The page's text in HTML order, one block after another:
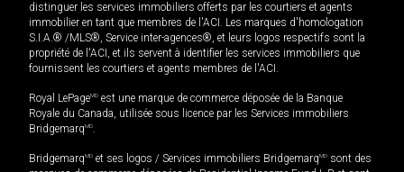
distinguer les services immobiliers offerts par les courtiers et agents
immobilier en tant que membres de l'ACI. Les marques d'homologation
S.I.A.® /MLS®, Service inter-agences®, et leurs logos respectifs sont la
propriété de l'ACI, et ils servent à identifier les services immobiliers que
fournissent les courtiers et agents membres de l'ACI.
Royal LePageMD est une marque de commerce déposée de la Banque
Royale du Canada, utilisée sous licence par les Services immobiliers
BridgemarqMD.
BridgemarqMD et ses logos / Services immobiliers BridgemarqMD sont des